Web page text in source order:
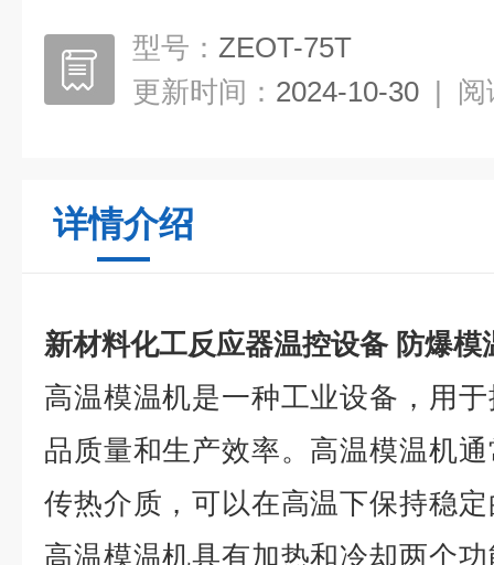
型号： ZEOT-75T
更新时间： 2024-10-30 | 阅
详情介绍
新材料化工反应器温控设备 防爆模
高温模温机是一种工业设备，用
品质量和生产效率。高温模温机
传热介质，可以在高温下保持稳
高温模温机具有加热和冷却两个